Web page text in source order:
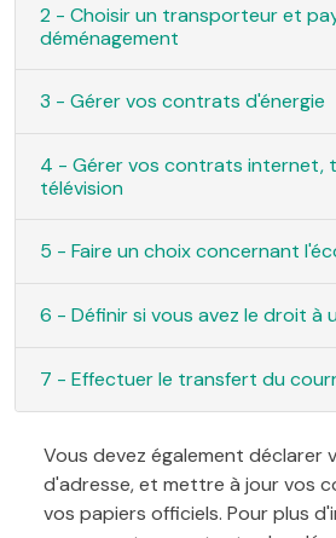
2 - Choisir un transporteur et
déménagement
3 - Gérer vos contrats d'énergie
4 - Gérer vos contrats internet,
télévision
5 - Faire un choix concernant
6 - Définir si vous avez le droit à
7 - Effectuer le transfert du
Vous devez également déclarer
d'adresse, et mettre à jour vos
vos papiers officiels. Pour plus